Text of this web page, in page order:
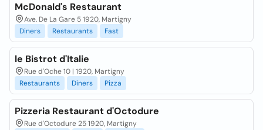
McDonald's Restaurant
Ave. De La Gare 5 1920, Martigny
Diners
Restaurants Fast
le Bistrot d'Italie
Rue d'Oche 10 | 1920, Martigny
Restaurants
Diners Pizza
Pizzeria Restaurant d'Octodure
Rue d'Octodure 25 1920, Martigny